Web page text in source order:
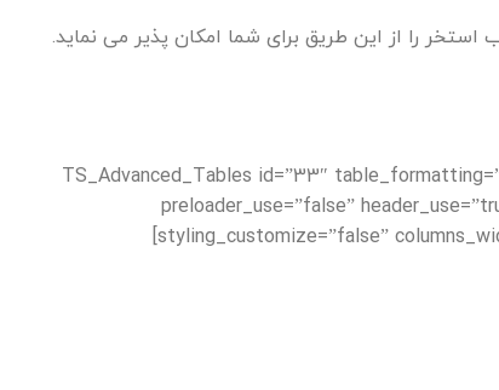
[TS_Advanced_Tables id=”33″
preloader_use=”false”
styling_customize=”false”